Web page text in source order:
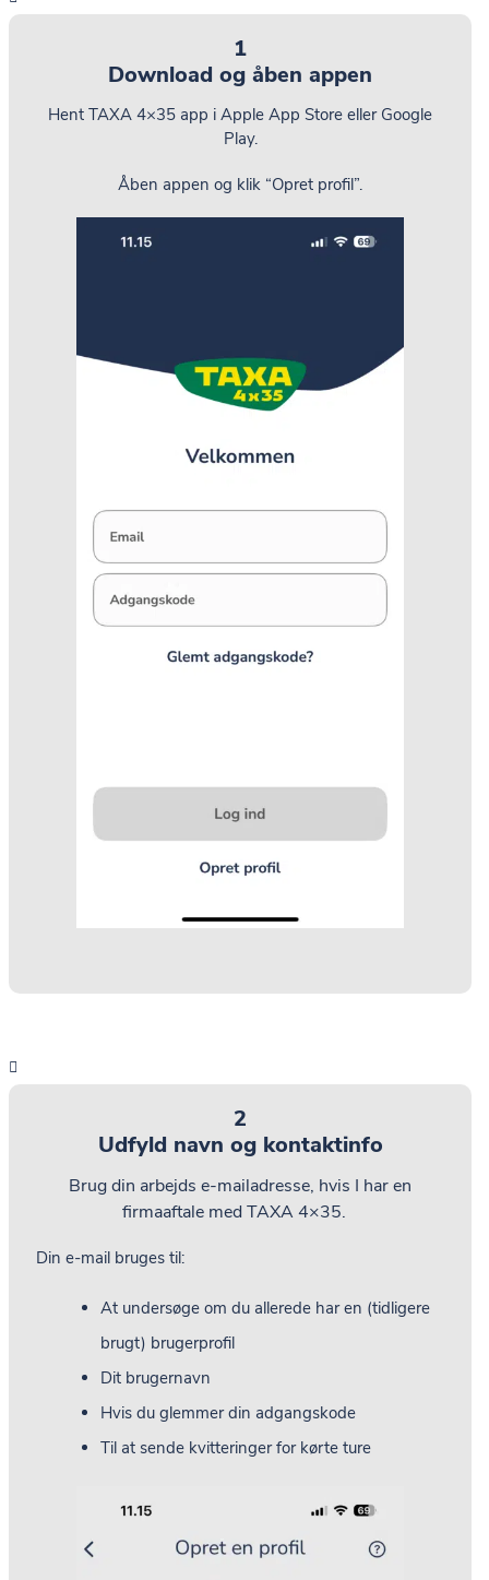
1
Download og åben appen
Hent TAXA 4×35 app i Apple App Store eller Google
Play.
Åben appen og klik “Opret profil”.
2
Udfyld navn og kontaktinfo
Brug din arbejds e-mailadresse, hvis I har en
firmaaftale med TAXA 4×35.
Din e-mail bruges til:
At undersøge om du allerede har en (tidligere
brugt) brugerprofil
Dit brugernavn
Hvis du glemmer din adgangskode
Til at sende kvitteringer for kørte ture